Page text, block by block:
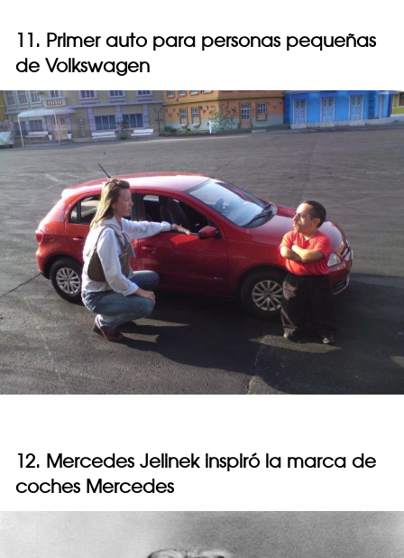
11. Primer auto para personas pequeñas
de Volkswagen
12. Mercedes Jelinek inspiró la marca de
coches Mercedes